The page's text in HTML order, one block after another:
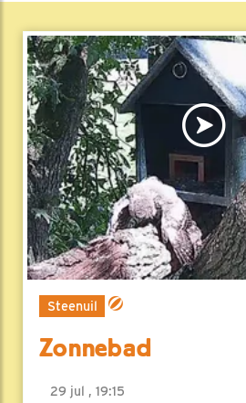
Steenuil
Zonnebad
29 jul , 19:15